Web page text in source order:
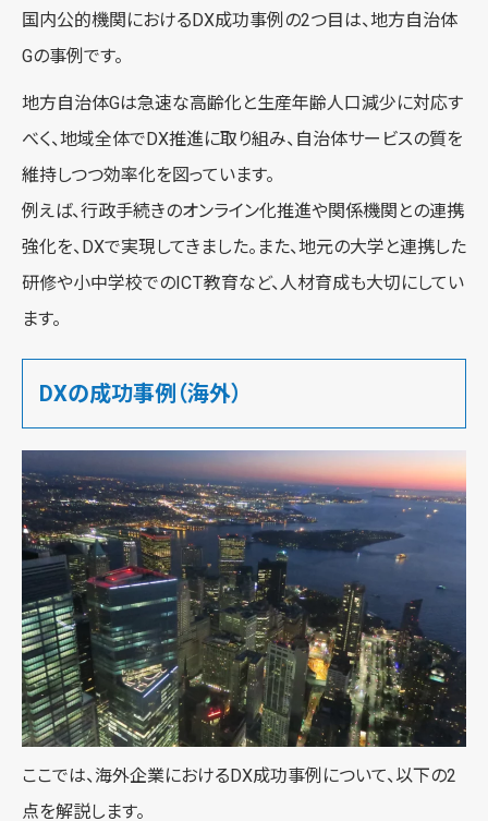
国内公的機関におけるDX成功事例の2つ目は、地方自治体
Gの事例です。
地方自治体Gは急速な高齢化と生産年齢人口減少に対応す
べく、地域全体でDX推進に取り組み、自治体サービスの質を
維持しつつ効率化を図っています。
例えば、行政手続きのオンライン化推進や関係機関との連携
強化を、DXで実現してきました。また、地元の大学と連携した
研修や小中学校でのICT教育など、人材育成も大切にしてい
ます。
DXの成功事例（海外）
ここでは、海外企業におけるDX成功事例について、以下の2
点を解説します。